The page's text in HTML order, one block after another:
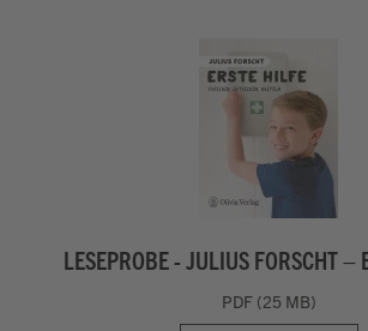
LESEPROBE - JULIUS FORSCHT –
PDF (25 MB)